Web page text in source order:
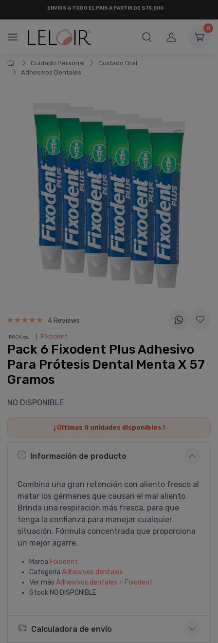
¡ HASTA 6 CUOTAS SIN INTERÉSY 18 CUOTAS FIJAS !
0
Cuidado Personal
Cuidado Oral
Adhesivos Dentales
4 Reviews
PACK x6u. Fixodent
Pack 6 Fixodent Plus Adhesivo
Para Prótesis Dental Menta X 57
Gramos
NO DISPONIBLE
¡ Últimas 0unidades disponibles !
Información de producto
Combina una gran retención con aliento fresco al
matar los gérmenes que causan el mal aliento.
Brinda una respiración más fresca, para que
tenga la confianza para manejar cualquier
situación. Fórmula concentrada que proporciona
un mejor agarre.
Marca Fixodent
Categoría Adhesivos dentales
Ver más Adhesivos dentales + Fixodent
Stock NO DISPONIBLE
Calculadora de envío